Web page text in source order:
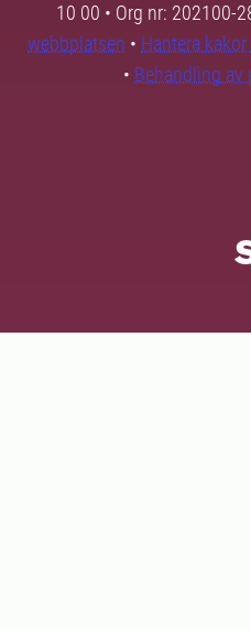
10 00 • Org nr: 202100-
webbplatsen • Hantera kakor
• Behandling